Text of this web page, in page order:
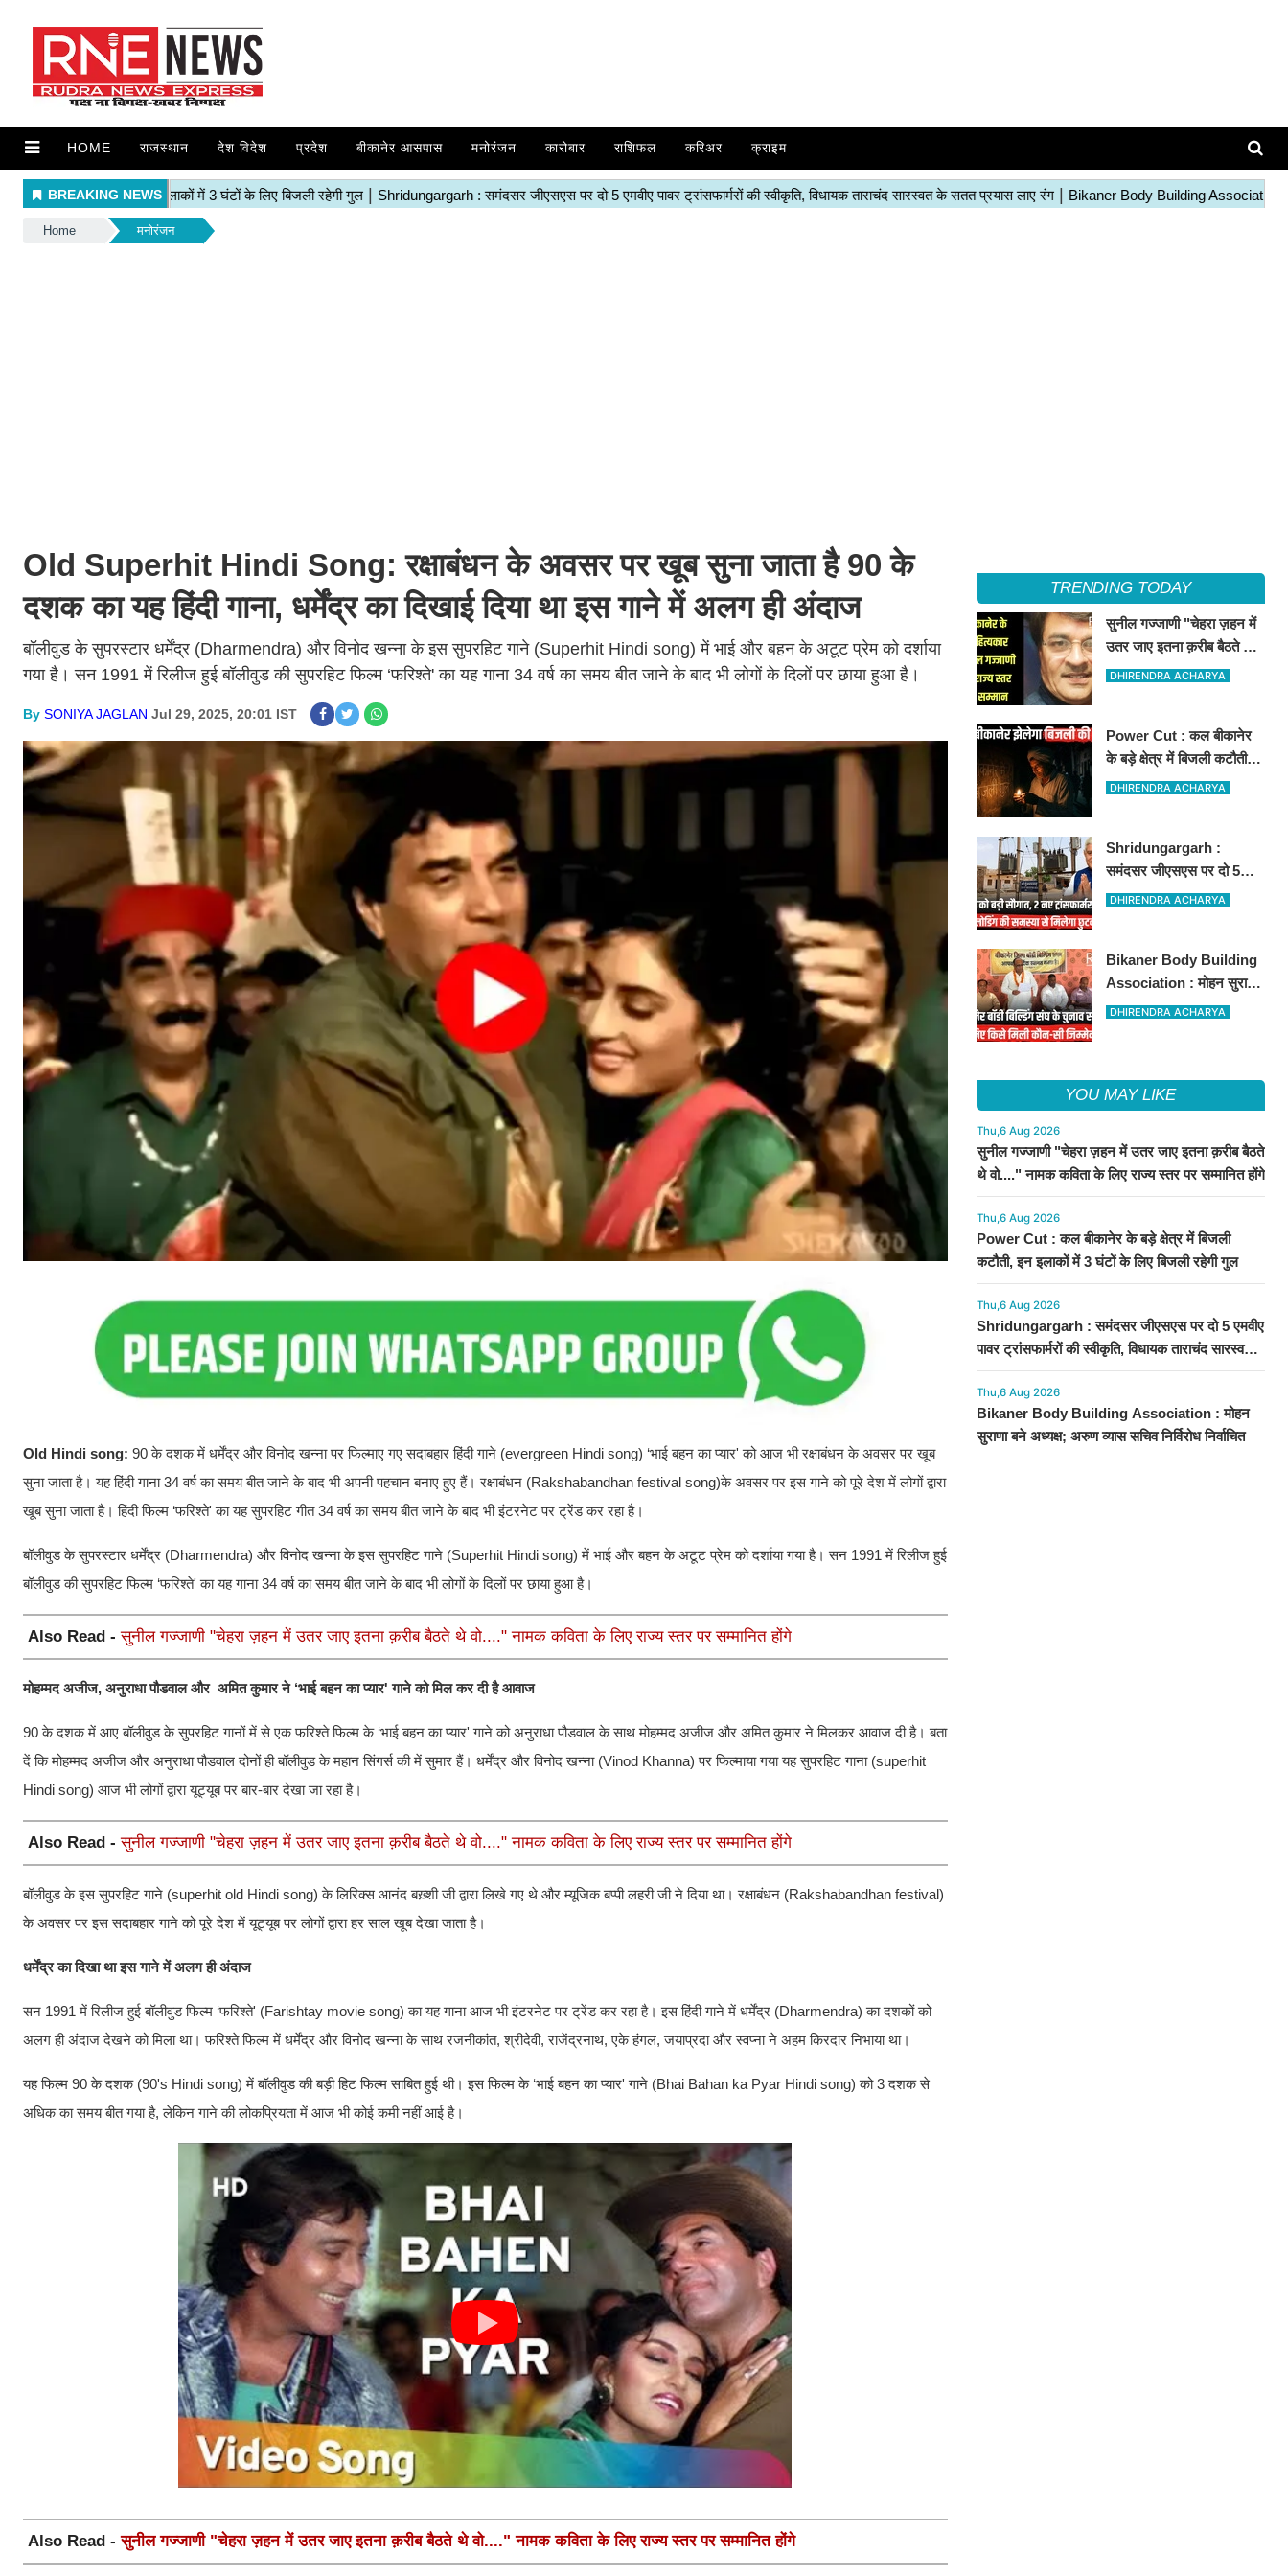
HOME राजस्थान देश विदेश प्रदेश बीकानेर आसपास मनोरंजन कारोबार राशिफल करिअर क्राइम
Home मनोरंजन
Old Superhit Hindi Song: रक्षाबंधन के अवसर पर खूब सुना जाता है 90 के
दशक का यह हिंदी गाना, धर्मेंद्र का दिखाई दिया था इस गाने में अलग ही अंदाज
बॉलीवुड के सुपरस्टार धर्मेंद्र (Dharmendra) और विनोद खन्ना के इस सुपरहिट गाने (Superhit Hindi song) में भाई और बहन के अटूट प्रेम को दर्शाया
गया है। सन 1991 में रिलीज हुई बॉलीवुड की सुपरहिट फिल्म ‘फरिश्ते' का यह गाना 34 वर्ष का समय बीत जाने के बाद भी लोगों के दिलों पर छाया हुआ है।
By SONIYA JAGLAN Jul 29, 2025, 20:01 IST
Old Hindi song: 90 के दशक में धर्मेंद्र और विनोद खन्ना पर फिल्माए गए सदाबहार हिंदी गाने (evergreen Hindi song) ‘भाई बहन का प्यार' को आज भी रक्षाबंधन के अवसर पर खूब
सुना जाता है। यह हिंदी गाना 34 वर्ष का समय बीत जाने के बाद भी अपनी पहचान बनाए हुए हैं। रक्षाबंधन (Rakshabandhan festival song)के अवसर पर इस गाने को पूरे देश में लोगों द्वारा
खूब सुना जाता है। हिंदी फिल्म ‘फरिश्ते' का यह सुपरहिट गीत 34 वर्ष का समय बीत जाने के बाद भी इंटरनेट पर ट्रेंड कर रहा है।
बॉलीवुड के सुपरस्टार धर्मेंद्र (Dharmendra) और विनोद खन्ना के इस सुपरहिट गाने (Superhit Hindi song) में भाई और बहन के अटूट प्रेम को दर्शाया गया है। सन 1991 में रिलीज हुई
बॉलीवुड की सुपरहिट फिल्म ‘फरिश्ते' का यह गाना 34 वर्ष का समय बीत जाने के बाद भी लोगों के दिलों पर छाया हुआ है।
Also Read -सुनील गज्जाणी "चेहरा ज़हन में उतर जाए इतना क़रीब बैठते थे वो...." नामक कविता के लिए राज्य स्तर पर सम्मानित होंगे
मोहम्मद अजीज, अनुराधा पौडवाल और अमित कुमार ने ‘भाई बहन का प्यार' गाने को मिल कर दी है आवाज
90 के दशक में आए बॉलीवुड के सुपरहिट गानों में से एक फरिश्ते फिल्म के ‘भाई बहन का प्यार' गाने को अनुराधा पौडवाल के साथ मोहम्मद अजीज और अमित कुमार ने मिलकर आवाज दी है। बता
दें कि मोहम्मद अजीज और अनुराधा पौडवाल दोनों ही बॉलीवुड के महान सिंगर्स की में सुमार हैं। धर्मेंद्र और विनोद खन्ना (Vinod Khanna) पर फिल्माया गया यह सुपरहिट गाना (superhit
Hindi song) आज भी लोगों द्वारा यूट्यूब पर बार-बार देखा जा रहा है।
Also Read -सुनील गज्जाणी "चेहरा ज़हन में उतर जाए इतना क़रीब बैठते थे वो...." नामक कविता के लिए राज्य स्तर पर सम्मानित होंगे
बॉलीवुड के इस सुपरहिट गाने (superhit old Hindi song) के लिरिक्स आनंद बख़्शी जी द्वारा लिखे गए थे और म्यूजिक बप्पी लहरी जी ने दिया था। रक्षाबंधन (Rakshabandhan festival)
के अवसर पर इस सदाबहार गाने को पूरे देश में यूट्यूब पर लोगों द्वारा हर साल खूब देखा जाता है।
धर्मेंद्र का दिखा था इस गाने में अलग ही अंदाज
सन 1991 में रिलीज हुई बॉलीवुड फिल्म ‘फरिश्ते' (Farishtay movie song) का यह गाना आज भी इंटरनेट पर ट्रेंड कर रहा है। इस हिंदी गाने में धर्मेंद्र (Dharmendra) का दशकों को
अलग ही अंदाज देखने को मिला था। फरिश्ते फिल्म में धर्मेंद्र और विनोद खन्ना के साथ रजनीकांत, श्रीदेवी, राजेंद्रनाथ, एके हंगल, जयाप्रदा और स्वप्ना ने अहम किरदार निभाया था।
यह फिल्म 90 के दशक (90's Hindi song) में बॉलीवुड की बड़ी हिट फिल्म साबित हुई थी। इस फिल्म के ‘भाई बहन का प्यार' गाने (Bhai Bahan ka Pyar Hindi song) को 3 दशक से
अधिक का समय बीत गया है, लेकिन गाने की लोकप्रियता में आज भी कोई कमी नहीं आई है।
Also Read -सुनील गज्जाणी "चेहरा ज़हन में उतर जाए इतना क़रीब बैठते थे वो...." नामक कविता के लिए राज्य स्तर पर सम्मानित होंगे
TRENDING TODAY
सुनील गज्जाणी "चेहरा ज़हन में
उतर जाए इतना क़रीब बैठते थे
वो...." नामक कविता के लिए
DHIRENDRA ACHARYA
Power Cut : कल बीकानेर
के बड़े क्षेत्र में बिजली कटौती,
इन इलाकों में 3 घंटों के लिए
DHIRENDRA ACHARYA
Shridungargarh :
समंदसर जीएसएस पर दो 5
एमवीए पावर ट्रांसफार्मरों की
रंग
DHIRENDRA ACHARYA
Bikaner Body Building
Association : मोहन सुराणा
बने अध्यक्ष; अरुण व्यास सचिव
DHIRENDRA ACHARYA
YOU MAY LIKE
Thu,6 Aug 2026
सुनील गज्जाणी "चेहरा ज़हन में उतर जाए इतना क़रीब बैठते
थे वो...." नामक कविता के लिए राज्य स्तर पर सम्मानित होंगे
Thu,6 Aug 2026
Power Cut : कल बीकानेर के बड़े क्षेत्र में बिजली
कटौती, इन इलाकों में 3 घंटों के लिए बिजली रहेगी गुल
Thu,6 Aug 2026
Shridungargarh : समंदसर जीएसएस पर दो 5 एमवीए
पावर ट्रांसफार्मरों की स्वीकृति, विधायक ताराचंद सारस्वत
के सतत प्रयास लाए रंग
Thu,6 Aug 2026
Bikaner Body Building Association : मोहन
सुराणा बने अध्यक्ष; अरुण व्यास सचिव निर्विरोध निर्वाचित